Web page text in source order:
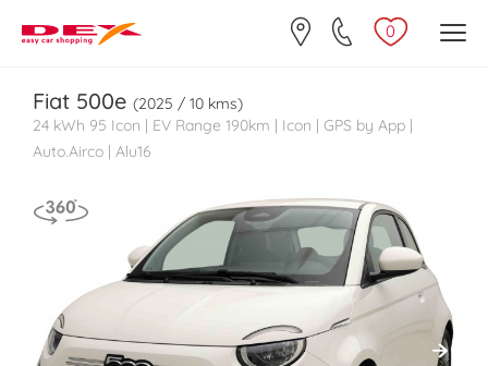
0
Fiat 500e (2025 / 10 kms)
24 kWh 95 Icon | EV Range 190km | Icon | GPS by App |
Auto.Airco | Alu16